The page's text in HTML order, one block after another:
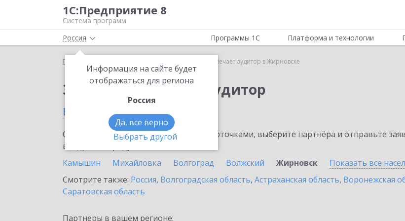
1С:Предприятие 8
Система программ
Россия
Информация на сайте будет
отображаться для региона
Россия
Да, все верно
Выбрать другой
Программы 1С Платформа и технологии
Главная Отвечает аудитор в Жирновске
Заказать Отвечает аудитор
в Жирновске
Ознакомьтесь с информационными карточками, выберите партнёра и отправьте
внедрение продукта.
Камышин
Михайловка Волгоград Волжский Жирновск Показать все
Смотрите также: Россия, Волгоградская область, Астраханская область, Воронежская
Саратовская область
Партнеры в вашем регионе: